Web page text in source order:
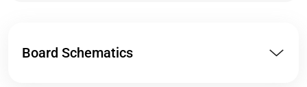
Board Schematics